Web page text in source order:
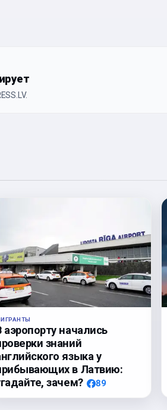
аэропорту начались
знаний
языка у
в Латвию:
зачем?
89